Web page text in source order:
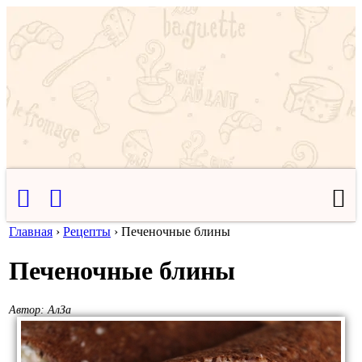
Главная › Рецепты › Печеночные блины
Печеночные блины
Автор: АлЗа